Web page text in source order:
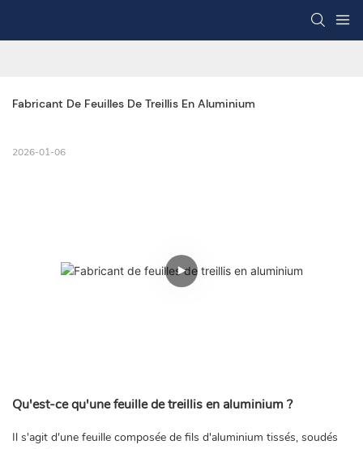
Fabricant De Feuilles De Treillis En Aluminium
2026-01-06
Qu'est-ce qu'une feuille de treillis en aluminium ?
Il s'agit d'une feuille composée de fils d'aluminium tissés, soudés